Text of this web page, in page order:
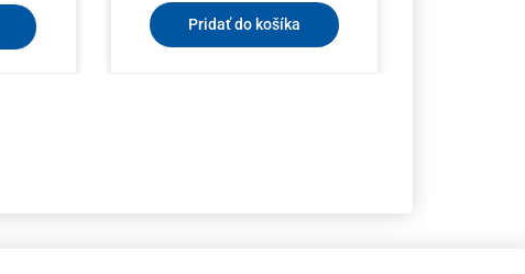
Pridať do košíka